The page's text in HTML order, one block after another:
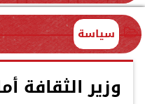
سياسة
وزير الثقافة